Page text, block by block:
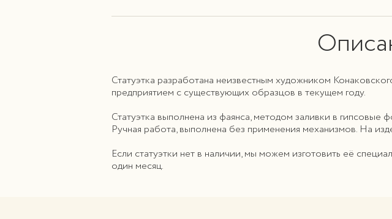
Статуэтка разработана неизвестным художником
предприятием с существующих образцов в текущем году.
Статуэтка выполнена из фаянса, методом заливки в
Ручная работа, выполнена без применения механизмов. На
Если статуэтки нет в наличии, мы можем изготовить её
один месяц.